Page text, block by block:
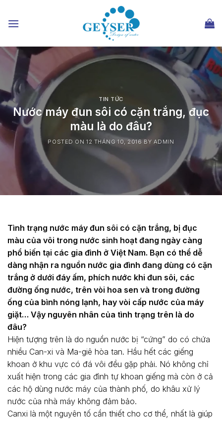
đến
nội
TIN TỨC
Nước máy đun sôi có cặn trắng, đục
màu là do đâu?
POSTED ON 12 THÁNG 10, 2016 BY ADMIN
Tình trạng nước máy đun sôi có cặn trắng, bị đục
màu của vôi trong nước sinh hoạt đang ngày càng
phổ biến tại các gia đình ở Việt Nam. Bạn có thể dễ
dàng nhận ra nguồn nước gia đình đang dùng có cặn
trắng ở dưới đáy ấm, phích nước khi đun sôi, các
đường ống nước, trên vòi hoa sen và trong đường
ống của bình nóng lạnh, hay vòi cấp nước của máy
giặt… Vậy nguyên nhân của tình trạng trên là do
đâu?
Hiện tượng trên là do nguồn nước bị “cứng” do có chứa
nhiều Can-xi và Ma-giê hòa tan. Hầu hết các giếng
khoan ở khu vực có đá vôi đều gặp phải. Nó không chỉ
xuất hiện trong các gia đình tự khoan giếng mà còn ở cả
các hộ dùng nước máy của thành phố, do khâu xử lý
nước của nhà máy không đảm bảo.
Canxi là một nguyên tố cần thiết cho cơ thể, nhất là giúp